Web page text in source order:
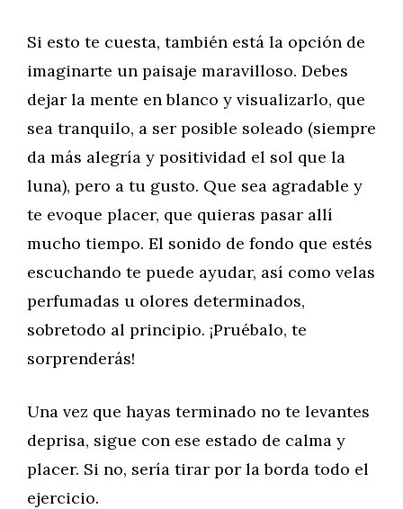
Si esto te cuesta, también está la opción de
imaginarte un paisaje maravilloso. Debes
dejar la mente en blanco y visualizarlo, que
sea tranquilo, a ser posible soleado (siempre
da más alegría y positividad el sol que la
luna), pero a tu gusto. Que sea agradable y
te evoque placer, que quieras pasar allí
mucho tiempo. El sonido de fondo que estés
escuchando te puede ayudar, así como velas
perfumadas u olores determinados,
sobretodo al principio. ¡Pruébalo, te
sorprenderás!
Una vez que hayas terminado no te levantes
deprisa, sigue con ese estado de calma y
placer. Si no, sería tirar por la borda todo el
ejercicio.